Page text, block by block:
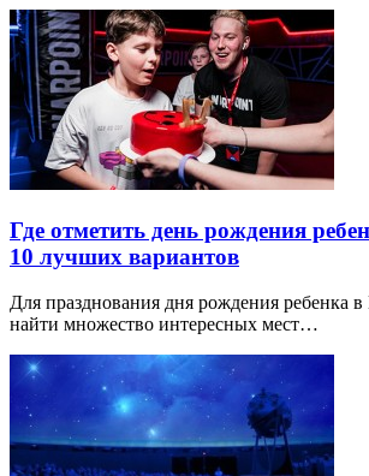
Где отметить день рождения
10 лучших вариантов
Для празднования дня рождения ребенка
найти множество интересных мест…